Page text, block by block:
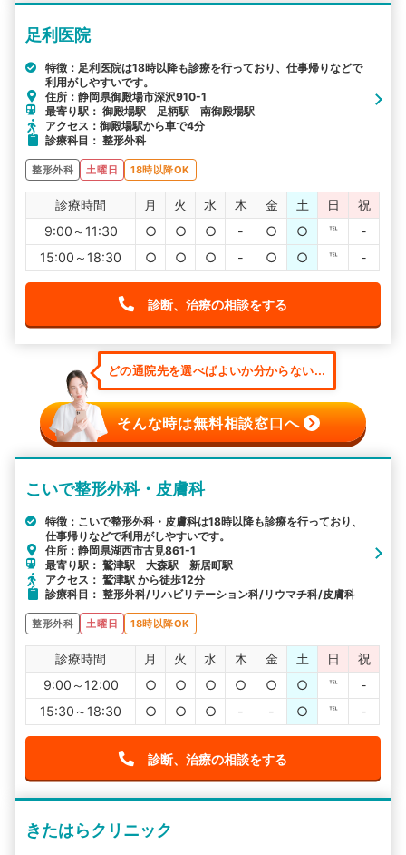
足利医院
特徴：足利医院は18時以降も診療を行っており、仕事帰りなどで
利用がしやすいです。
住所：静岡県御殿場市深沢910-1
最寄り駅： 御殿場駅 足柄駅 南御殿場駅
アクセス：御殿場駅から車で4分
診療科目： 整形外科
整形外科 土曜日 18時以降OK
診療時間 月 火 水 木 金 土 日
祝
9:00～11:30
○ ○ ○ - ○ ○ ℡
-
15:00～18:30
○ ○ ○ - ○ ○ ℡ -
診断、治療の相談をする
どの通院先を選べばよいか分からない...
そんな時は無料相談窓口へ
こいで整形外科・皮膚科
特徴：こいで整形外科・皮膚科は18時以降も診療を行っており、
仕事帰りなどで利用がしやすいです。
住所：静岡県湖西市古見861-1
最寄り駅： 鷲津駅 大森駅 新居町駅
アクセス： 鷲津駅 から徒歩12分
診療科目： 整形外科/リハビリテーション科/リウマチ科/皮膚科
整形外科 土曜日 18時以降OK
診療時間 月 火 水 木 金 土 日
祝
9:00～12:00
○ ○ ○ ○ ○ ○ ℡
-
15:30～18:30
○ ○ ○ - - ○ ℡ -
診断、治療の相談をする
きたはらクリニック